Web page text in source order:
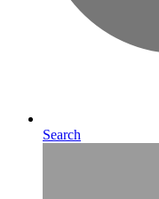
Search